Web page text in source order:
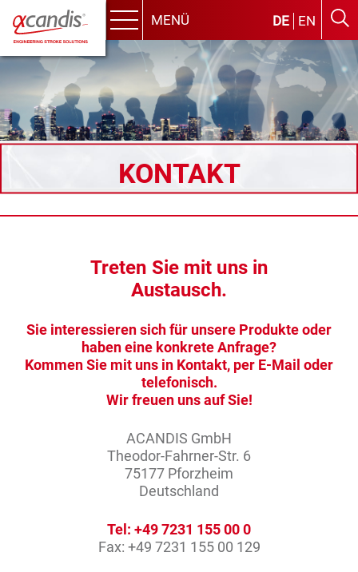
Skip
to
content
Menu
MENÜ DE EN
KONTAKT
Treten Sie mit uns in
Austausch.
Sie interessieren sich für unsere Produkte oder
haben eine konkrete Anfrage?
Kommen Sie mit uns in Kontakt, per E-Mail oder
telefonisch.
Wir freuen uns auf Sie!
ACANDIS GmbH
Theodor-Fahrner-Str. 6
75177 Pforzheim
Deutschland
Tel: +49 7231 155 00 0
Fax: +49 7231 155 00 129